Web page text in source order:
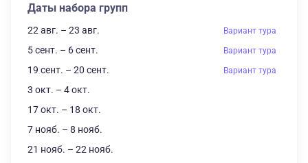
Даты набора групп
22 авг. – 23 авг. Вариант тура
5 сент. – 6 сент. Вариант тура
19 сент. – 20 сент. Вариант тура
3 окт. – 4 окт.
17 окт. – 18 окт.
7 нояб. – 8 нояб.
21 нояб. – 22 нояб.